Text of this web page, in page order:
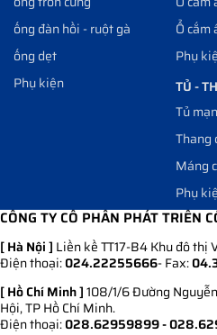
ống đàn hồi - ruột gà
ống dẹt
Phụ kiện
Ổ cắm
Phụ
TỦ -
Tủ
Thang
Máng
Phụ
CÔNG TY CỔ PHẦN PHÁT TRIỂN
[ Hà Nội ] Liền kề TT17-B4 Khu đô thị
Điện thoại:024.22255666- Fax:
[ Hồ Chí Minh ]108/1/6 Đường
Hội, TP Hồ Chí Minh.
Điện thoại:028.62959899 -